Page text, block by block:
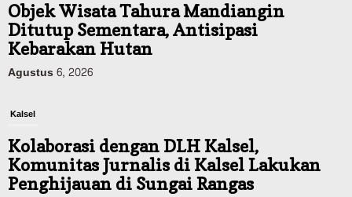
Objek Wisata Tahura Mandiangin
Ditutup Sementara, Antisipasi
Kebarakan Hutan
Agustus 6, 2026
Kalsel
Kolaborasi dengan DLH Kalsel,
Komunitas Jurnalis di Kalsel Lakukan
Penghijauan di Sungai Rangas